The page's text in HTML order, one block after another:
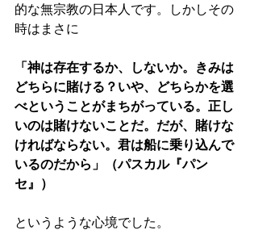
的な無宗教の日本人です。しかしその
時はまさに
「神は存在するか、しないか。きみは
どちらに賭ける？いや、どちらかを選
べということがまちがっている。正し
いのは賭けないことだ。だが、賭けな
ければならない。君は船に乗り込んで
いるのだから」（パスカル『パン
セ』）
というような心境でした。